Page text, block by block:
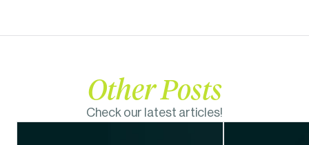
Other Posts
Check our latest articles!